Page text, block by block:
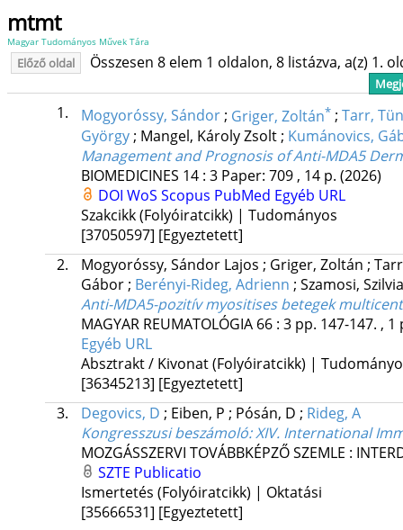
mtmt
Magyar Tudományos Művek Tára
Előző oldal Összesen 8 elem 1 oldalon, 8 listázva, a(z) 1.
1. Mogyoróssy, Sándor; Griger, Zoltán* ; Tarr,
György ; Mangel, Károly Zsolt ; Kumánovics,
Management and Prognosis of Anti-MDA5
BIOMEDICINES 14: 3 Paper: 709 , 14 p. (2026)
DOI WoS Scopus PubMed Egyéb URL
Szakcikk (Folyóiratcikk) | Tudományos
[37050597] [Egyeztetett]
2.
Mogyoróssy, Sándor Lajos ; Griger, Zoltán ;
Gábor ; Berényi-Rideg, Adrienn ; Szamosi,
Anti-MDA5-pozitív myositises betegek
MAGYAR REUMATOLÓGIA 66: 3 pp. 147-147. , 1
Egyéb URL
Absztrakt / Kivonat (Folyóiratcikk) |
[36345213] [Egyeztetett]
3.
Degovics, D ; Eiben, P ; Pósán, D ; Rideg, A
Kongresszusi beszámoló: XIV. International
MOZGÁSSZERVI TOVÁBBKÉPZŐ SZEMLE :
SZTE Publicatio
Ismertetés (Folyóiratcikk) | Oktatási
[35666531] [Egyeztetett]